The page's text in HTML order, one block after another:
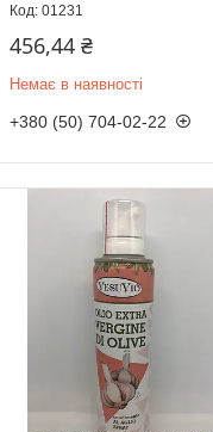
01231
456,44 ₴
Немає в наявності
+380 (50) 704-02-22